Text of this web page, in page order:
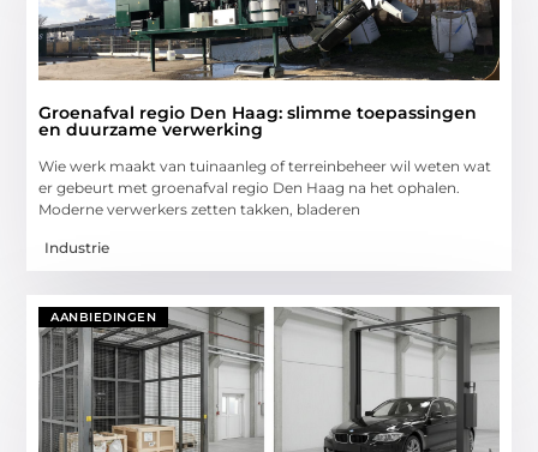
Groenafval regio Den Haag: slimme toepassingen
en duurzame verwerking
Wie werk maakt van tuinaanleg of terreinbeheer wil weten wat
er gebeurt met groenafval regio Den Haag na het ophalen.
Moderne verwerkers zetten takken, bladeren
Industrie
AANBIEDINGEN